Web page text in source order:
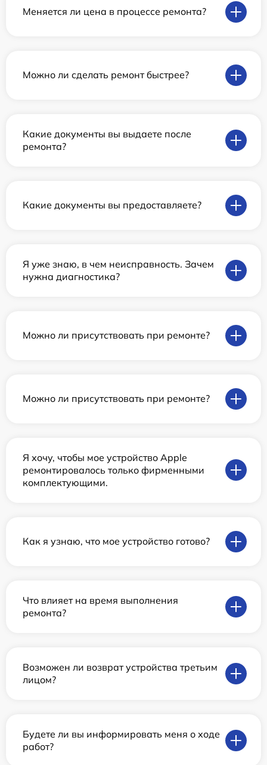
Меняется ли цена в процессе ремонта?
Можно ли сделать ремонт быстрее?
Какие документы вы выдаете после
ремонта?
Какие документы вы предоставляете?
Я уже знаю, в чем неисправность. Зачем
нужна диагностика?
Можно ли присутствовать при ремонте?
Можно ли присутствовать при ремонте?
Я хочу, чтобы мое устройство Apple
ремонтировалось только фирменными
комплектующими.
Как я узнаю, что мое устройство готово?
Что влияет на время выполнения
ремонта?
Возможен ли возврат устройства третьим
лицом?
Будете ли вы информировать меня о ходе
работ?